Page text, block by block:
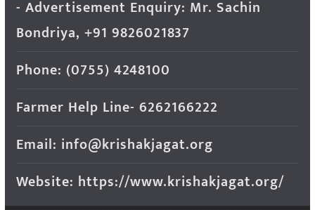
- Advertisement Enquiry: Mr. Sachin
Bondriya, +91 9826021837
Phone: (0755) 4248100
Farmer Help Line- 6262166222
Email: info@krishakjagat.org
Website: https://www.krishakjagat.org/